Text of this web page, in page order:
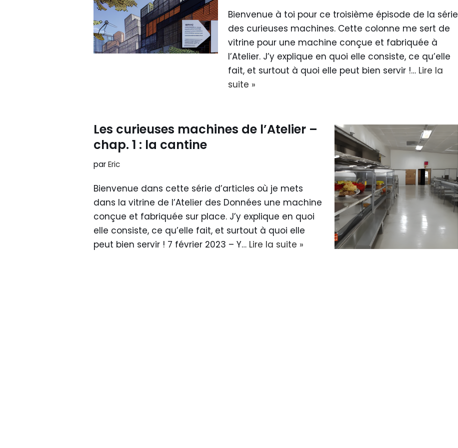
Bienvenue à toi pour ce troisième épisode de la série
des curieuses machines. Cette colonne me sert de
vitrine pour une machine conçue et fabriquée à
l’Atelier. J’y explique en quoi elle consiste, ce qu’elle
fait, et surtout à quoi elle peut bien servir !… Lire la
suite »
Les curieuses machines de l’Atelier –
chap. 1 : la cantine
parEric
Bienvenue dans cette série d’articles où je mets
dans la vitrine de l’Atelier des Données une machine
conçue et fabriquée sur place. J’y explique en quoi
elle consiste, ce qu’elle fait, et surtout à quoi elle
peut bien servir ! 7 février 2023 – Y… Lire la suite »